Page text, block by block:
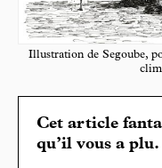
Illustration de Segoube,
Cet article
qu’il vous a plu.